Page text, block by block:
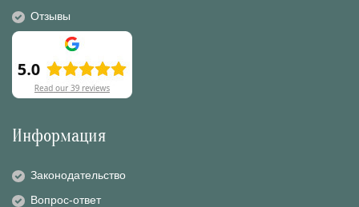
Отзывы
Информация
Законодательство
Вопрос-ответ